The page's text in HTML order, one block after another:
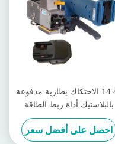
14.4v الاحتكاك بطارية مدفوعة
بالبلاستيك أداة ربط الطاقة
الحامدة أداة ربط يدوية
احصل على أفضل سعر